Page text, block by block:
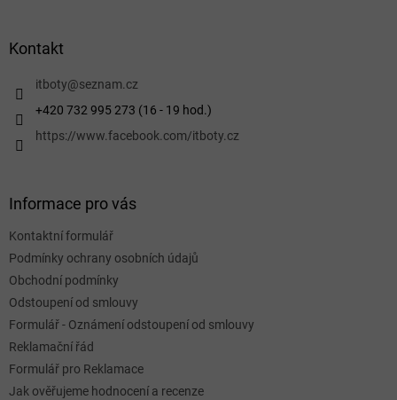
Kontakt
itboty@seznam.cz
+420 732 995 273 (16 - 19 hod.)
https://www.facebook.com/itboty.cz
Informace pro vás
Kontaktní formulář
Podmínky ochrany osobních údajů
Obchodní podmínky
Odstoupení od smlouvy
Formulář - Oznámení odstoupení od smlouvy
Reklamační řád
Formulář pro Reklamace
Jak ověřujeme hodnocení a recenze